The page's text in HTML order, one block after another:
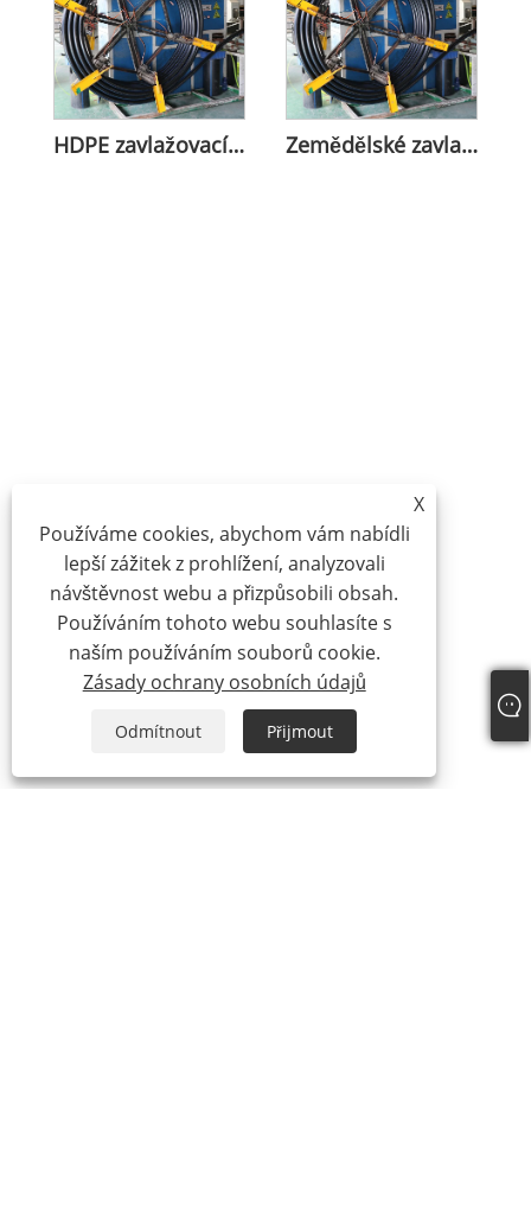
HDPE zavlažovací potrubí pro zemědělství Zemědělské zavlažovací HDPE vodní potrubí pro zemědělskou půdu
X
Používáme cookies, abychom vám nabídli
lepší zážitek z prohlížení, analyzovali
návštěvnost webu a přizpůsobili obsah.
Používáním tohoto webu souhlasíte s
naším používáním souborů cookie.
Zásady ochrany osobních údajů
Odmítnout Přijmout